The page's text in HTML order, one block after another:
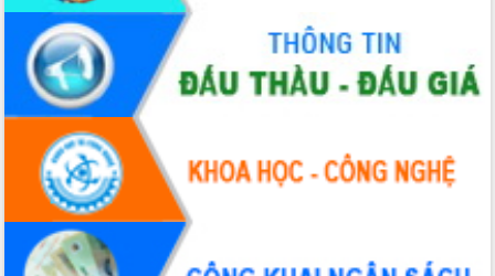
Trình diễn nghệ thuật chế biến các
món ăn từ sầu riêng
Đắk Lắk công bố Quy hoạch và xúc
tiến đầu tư tỉnh
Ngành cá ngừ Đắk Lắk chủ động thích
ứng để giữ vững thị trường xuất khẩu
Diễn đàn Kinh tế tư nhân Việt Nam đột
phá cơ chế - Hợp tác công tư
Đề án 06 tạo bước ngoặt đột phá trong
cải cách hành chính tỉnh Đắk Lắk
Kết nối tour, đẩy mạnh chuyển đổi số